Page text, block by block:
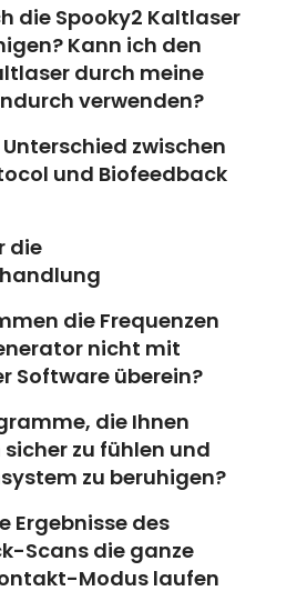
die Spooky2 Kaltlaser
Kann ich den
durch meine
verwenden?
zwischen
und Biofeedback
die
die Frequenzen
nicht mit
Software überein?
die Ihnen
zu fühlen und
zu beruhigen?
Ergebnisse des
Scans die ganze
Modus laufen